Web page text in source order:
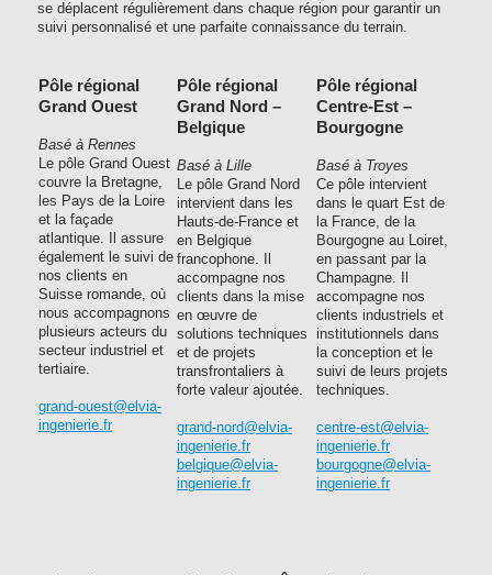
se déplacent régulièrement dans chaque région pour garantir un
suivi personnalisé et une parfaite connaissance du terrain.
Pôle régional
Grand Ouest
Basé à Rennes
Le pôle Grand Ouest
couvre la Bretagne,
les Pays de la Loire
et la façade
atlantique. Il assure
également le suivi de
nos clients en
Suisse romande, où
nous accompagnons
plusieurs acteurs du
secteur industriel et
tertiaire.
grand-ouest@elvia-
ingenierie.fr
Pôle régional
Grand Nord –
Belgique
Basé à Lille
Le pôle Grand Nord
intervient dans les
Hauts-de-France et
en Belgique
francophone. Il
accompagne nos
clients dans la mise
en œuvre de
solutions techniques
et de projets
transfrontaliers à
forte valeur ajoutée.
grand-nord@elvia-
ingenierie.fr
belgique@elvia-
ingenierie.fr
Pôle régional
Centre-Est –
Bourgogne
Basé à Troyes
Ce pôle intervient
dans le quart Est de
la France, de la
Bourgogne au Loiret,
en passant par la
Champagne. Il
accompagne nos
clients industriels et
institutionnels dans
la conception et le
suivi de leurs projets
techniques.
centre-est@elvia-
ingenierie.fr
bourgogne@elvia-
ingenierie.fr